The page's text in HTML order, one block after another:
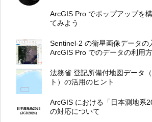
ArcGIS Pro でポップアップを
てみよう
Sentinel-2 の衛星画像データの
ArcGIS Pro でのデータの利用
法務省 登記所備付地図データ
ト）の活用のヒント
ArcGIS における「日本測地系
の対応について